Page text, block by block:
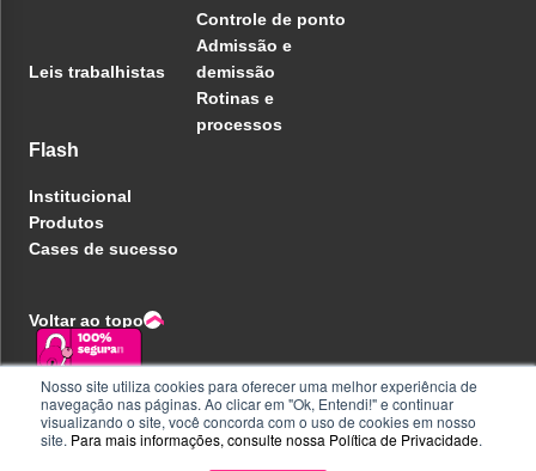
Nosso site utiliza cookies para oferecer uma melhor experiência de
navegação nas páginas. Ao clicar em "Ok, Entendi!" e continuar
visualizando o site, você concorda com o uso de cookies em nosso
site. Para mais informações, consulte nossa Política de Privacidade.
Leis trabalhistas
Controle de ponto
Admissão e
demissão
Rotinas e
processos
Flash
Institucional
Produtos
Cases de sucesso
Voltar ao topo
Política de privacidade
Central de ajuda
Liberdade e Privacidade